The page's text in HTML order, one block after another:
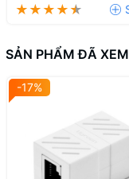
SẢN PHẨM ĐÃ XEM
-17%